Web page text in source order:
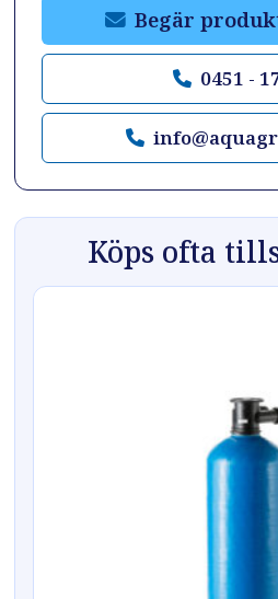
Begär
0451 -
Köps ofta